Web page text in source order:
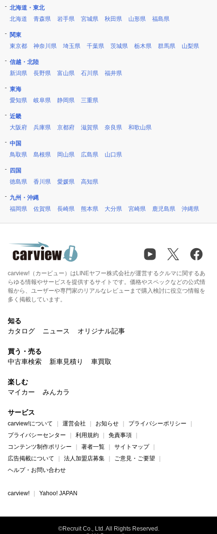
北海道・東北
北海道
青森県 岩手県 宮城県 秋田県 山形県 福島県
関東
東京都
神奈川県 埼玉県 千葉県 茨城県 栃木県 群馬県 山梨県
信越・北陸
新潟県
長野県 富山県 石川県 福井県
東海
愛知県
岐阜県 静岡県 三重県
近畿
大阪府
兵庫県 京都府 滋賀県 奈良県 和歌山県
中国
鳥取県
島根県 岡山県 広島県 山口県
四国
徳島県
香川県 愛媛県 高知県
九州・沖縄
福岡県
佐賀県 長崎県 熊本県 大分県 宮崎県 鹿児島県 沖縄県
carview!（カービュー）はLINEヤフー株式会社が運営するクルマに関するあ
らゆる情報やサービスを提供するサイトです。価格やスペックなどの公式情
報から、ユーザーや専門家のリアルなレビューまで購入検討に役立つ情報を
多く掲載しています。
知る
カタログ
ニュース オリジナル記事
買う・売る
中古車検索
新車見積り 車買取
楽しむ
マイカー
みんカラ
サービス
carview!について 運営会社 お知らせ
プライバシーポリシー
プライバシーセンター
利用規約
免責事項
コンテンツ制作ポリシー
著者一覧
サイトマップ
広告掲載について
法人加盟店募集
ご意見・ご要望
ヘルプ・お問い合わせ
carview! Yahoo! JAPAN
©Recruit Co., Ltd. All Rights Reserved.